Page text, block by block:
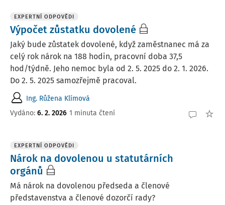
EXPERTNÍ ODPOVĚDI
Výpočet zůstatku dovolené
Jaký bude zůstatek dovolené, když zaměstnanec má za
celý rok nárok na 188 hodin, pracovní doba 37,5
hod/týdně. Jeho nemoc byla od 2. 5. 2025 do 2. 1. 2026.
Do 2. 5. 2025 samozřejmě pracoval.
Ing. Růžena Klímová
Vydáno: 6. 2. 2026 1 minuta čtení
EXPERTNÍ ODPOVĚDI
Nárok na dovolenou u statutárních
orgánů
Má nárok na dovolenou předseda a členové
představenstva a členové dozorčí rady?